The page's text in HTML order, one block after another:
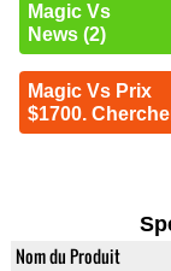
Magic Vs
News (2)
Magic Vs Prix
$1700.
Nom du Produit